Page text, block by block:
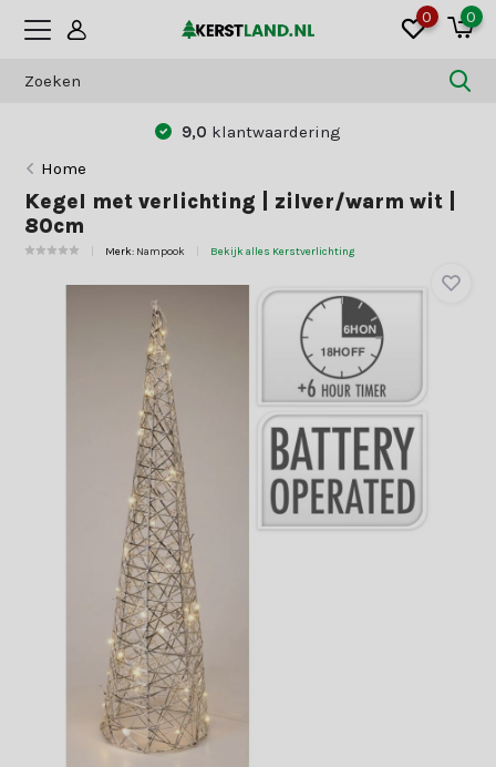
0 0
9,0 klantwaardering
Home
Kegel met verlichting | zilver/warm wit |
80cm
Merk: Nampook Bekijk alles Kerstverlichting